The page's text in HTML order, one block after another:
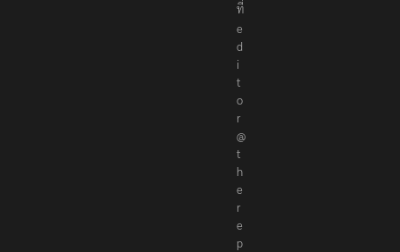
ที่
e
d
i
t
o
r
@
t
h
e
r
e
p